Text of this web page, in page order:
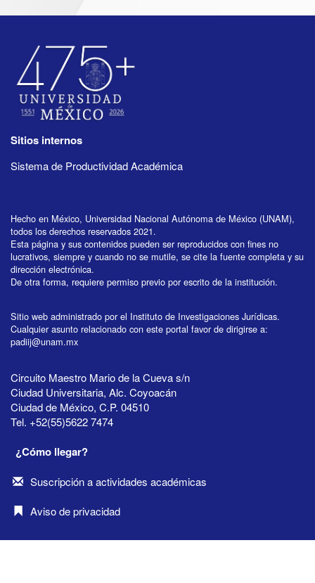
Sitios internos
Sistema de Productividad Académica
Hecho en México, Universidad Nacional Autónoma de México (UNAM),
todos los derechos reservados 2021.
Esta página y sus contenidos pueden ser reproducidos con fines no
lucrativos, siempre y cuando no se mutile, se cite la fuente completa y su
dirección electrónica.
De otra forma, requiere permiso previo por escrito de la institución.
Sitio web administrado por el Instituto de Investigaciones Jurídicas.
Cualquier asunto relacionado con este portal favor de dirigirse a:
padiij@unam.mx
Circuito Maestro Mario de la Cueva s/n
Ciudad Universitaria, Alc. Coyoacán
Ciudad de México, C.P. 04510
Tel. +52(55)5622 7474
¿Cómo llegar?
Suscripción a actividades académicas
Aviso de privacidad